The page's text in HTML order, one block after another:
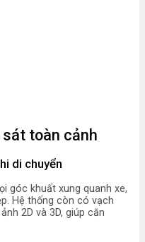
toàn cảnh
di chuyển
góc khuất xung quanh xe,
Hệ thống còn có vạch
2D và 3D, giúp căn